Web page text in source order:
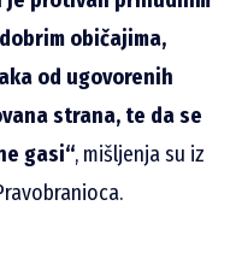
običajima,
od ugovorenih
strana, te da se
gasi“, mišljenja su iz